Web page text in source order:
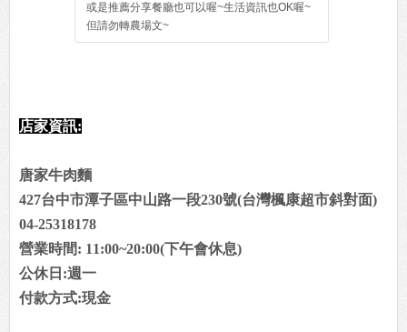
或是推薦分享餐廳也可以喔~生活資訊也OK喔~
但請勿轉農場文~
店家資訊:
唐家牛肉麵
427台中市潭子區中山路一段230號(台灣楓康超市斜對面)
04-25318178
營業時間: 11:00~20:00(下午會休息)
公休日:週一
付款方式:現金